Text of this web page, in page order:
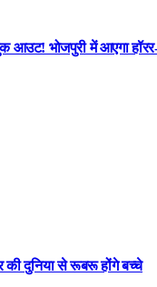
आउट! भोजपुरी में आएगा
दुनिया से रूबरू होंगे बच्चे